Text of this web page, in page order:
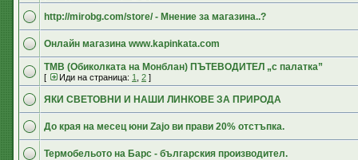
http://mirobg.com/store/ - Мнение за магазина..?
Онлайн магазина www.kapinkata.com
TMB (Обиколката на Монблан) ПЪТЕВОДИТЕЛ „с палатка”
[ Иди на страница: 1 2 ]
ЯКИ СВЕТОВНИ И НАШИ ЛИНКОВЕ ЗА ПРИРОДА
До края на месец юни Zajo ви прави 20% отстъпка.
Термобельото на Барс - българския производител.